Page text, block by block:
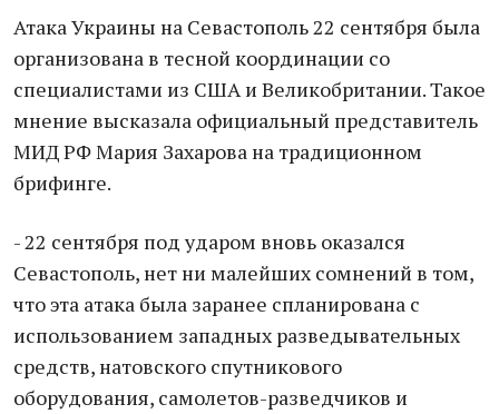
Атака Украины на Севастополь 22 сентября была
организована в тесной координации со
специалистами из США и Великобритании. Такое
мнение высказала официальный представитель
МИД РФ Мария Захарова на традиционном
брифинге.
- 22 сентября под ударом вновь оказался
Севастополь, нет ни малейших сомнений в том,
что эта атака была заранее спланирована с
использованием западных разведывательных
средств, натовского спутникового
оборудования, самолетов-разведчиков и